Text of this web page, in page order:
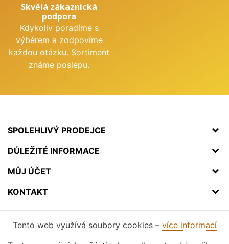
Skvělá zákaznická
podpora
Kdykoliv poradíme s
výběrem a zodpovíme
každou otázku. Sortiment
známe poslepu.
SPOLEHLIVÝ PRODEJCE
DŮLEŽITÉ INFORMACE
MŮJ ÚČET
KONTAKT
Tento web využívá soubory cookies – více informací